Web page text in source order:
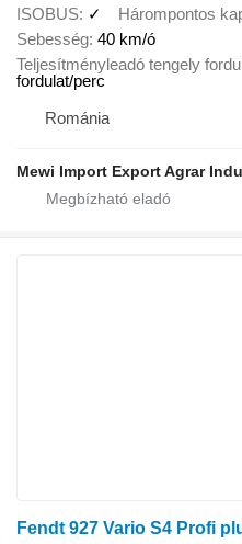
ISOBUS ✓ Hárompontos
Sebesség 40 km/ó
Teljesítményleadó tengely
fordulat/perc
Románia
Mewi Import Export Agrar
Fendt 927 Vario S4 Profi